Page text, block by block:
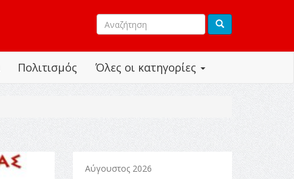
Όλες οι κατηγορίες
Πολιτισμός
Αύγουστος 2026